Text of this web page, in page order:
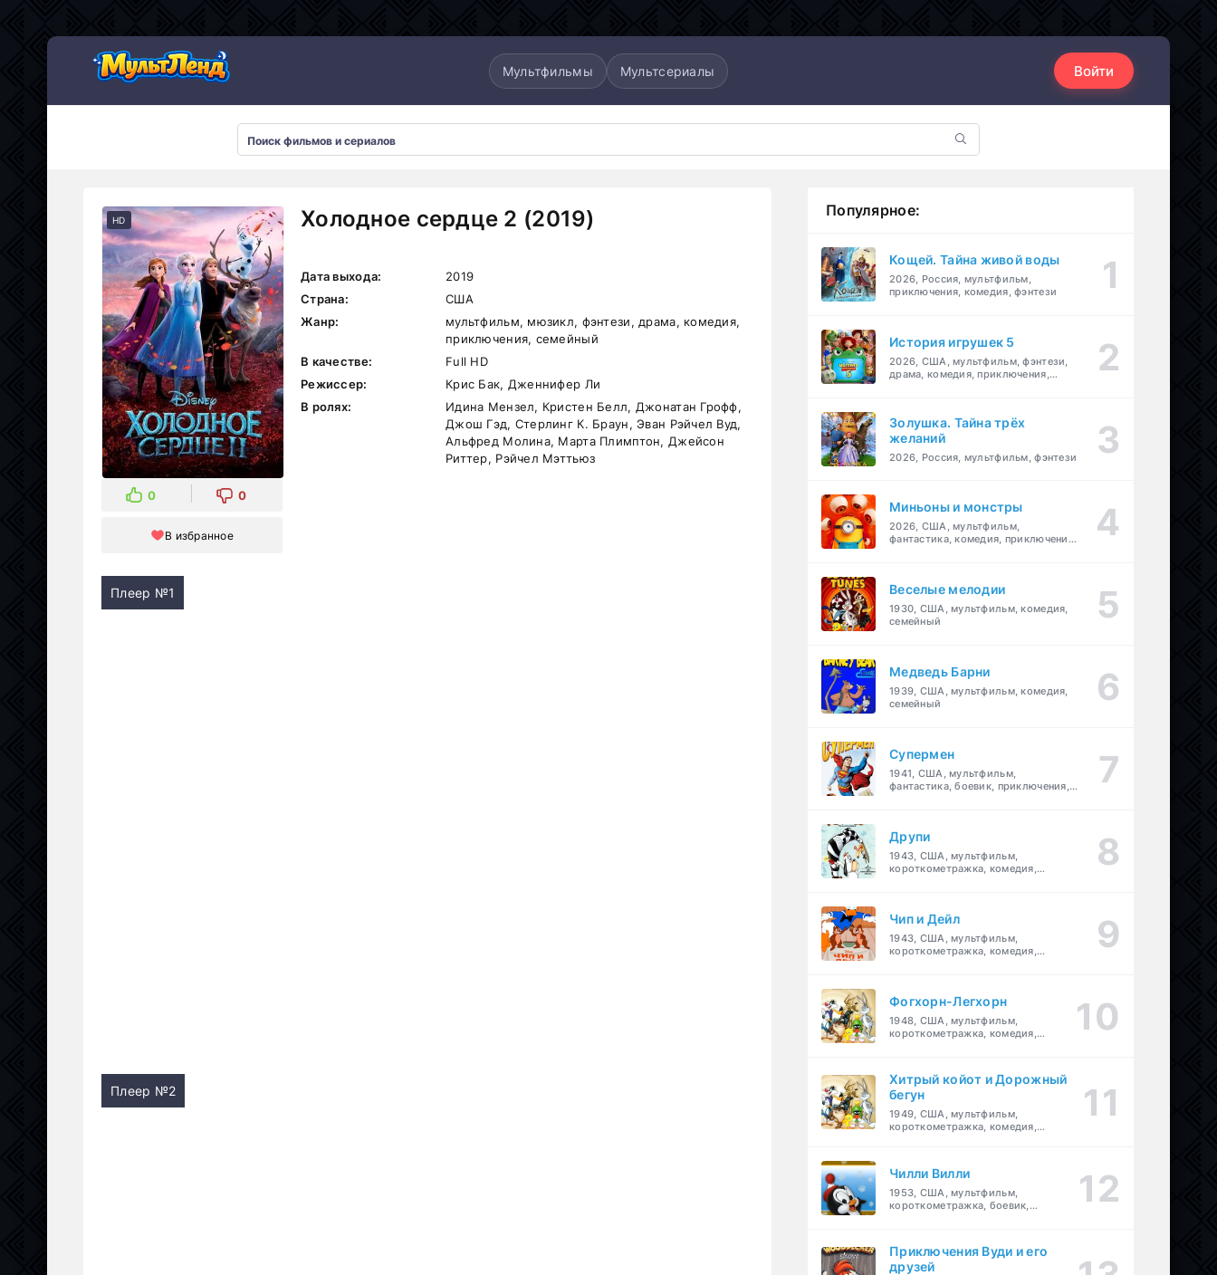
Мультфильмы Мультсериалы Войти
Холодное сердце 2 (2019)
HD
0 0
В избранное
Дата выхода:
2019
Страна:
США
Жанр:
мультфильм, мюзикл, фэнтези, драма, комедия,
приключения, семейный
В качестве:
Full HD
Режиссер:
Крис Бак, Дженнифер Ли
В ролях:
Идина Мензел, Кристен Белл, Джонатан Грофф,
Джош Гэд, Стерлинг К. Браун, Эван Рэйчел Вуд,
Альфред Молина, Марта Плимптон, Джейсон
Риттер, Рэйчел Мэттьюз
Плеер №1
Плеер №2
Популярное:
Кощей. Тайна живой воды
2026, Россия, мультфильм,
приключения, комедия, фэнтези
История игрушек 5
2026, США, мультфильм, фэнтези,
драма, комедия, приключения,
Золушка. Тайна трёх
желаний
2026, Россия, мультфильм, фэнтези
Миньоны и монстры
2026, США, мультфильм,
фантастика, комедия, приключения,
Веселые мелодии
1930, США, мультфильм, комедия,
семейный
Медведь Барни
1939, США, мультфильм, комедия,
семейный
Супермен
1941, США, мультфильм,
фантастика, боевик, приключения,
Друпи
1943, США, мультфильм,
короткометражка, комедия,
Чип и Дейл
1943, США, мультфильм,
короткометражка, комедия,
Фогхорн-Легхорн
1948, США, мультфильм,
короткометражка, комедия,
Хитрый койот и Дорожный
бегун
1949, США, мультфильм,
короткометражка, комедия,
Чилли Вилли
1953, США, мультфильм,
короткометражка, боевик,
Приключения Вуди и его
друзей